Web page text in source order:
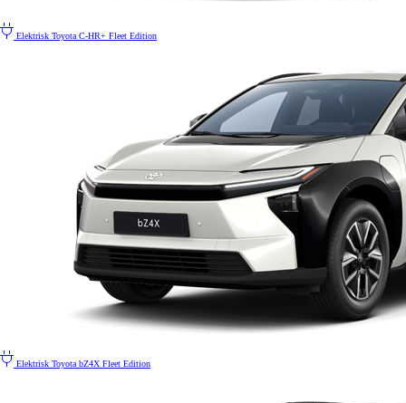
Elektrisk Toyota C-HR+ Fleet Edition
Elektrisk Toyota bZ4X Fleet Edition